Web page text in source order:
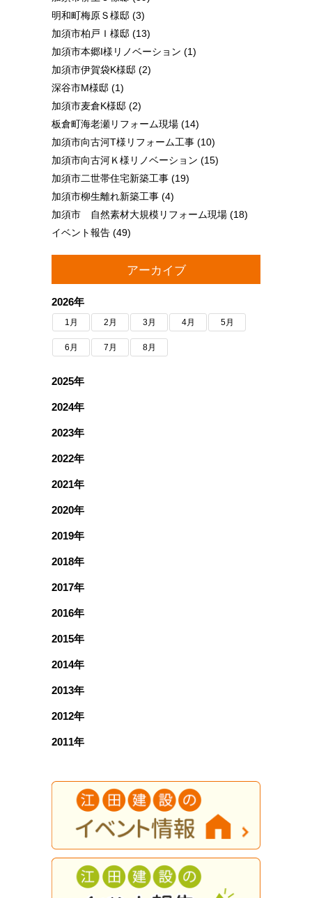
明和町梅原Ｓ様邸 (3)
加須市柏戸Ｉ様邸 (13)
加須市本郷I様リノベーション (1)
加須市伊賀袋K様邸 (2)
深谷市M様邸 (1)
加須市麦倉K様邸 (2)
板倉町海老瀬リフォーム現場 (14)
加須市向古河T様リフォーム工事 (10)
加須市向古河Ｋ様リノベーション (15)
加須市二世帯住宅新築工事 (19)
加須市柳生離れ新築工事 (4)
加須市 自然素材大規模リフォーム現場 (18)
イベント報告 (49)
アーカイブ
2026年
1月 2月 3月 4月 5月
6月 7月 8月
2025年
2024年
2023年
2022年
2021年
2020年
2019年
2018年
2017年
2016年
2015年
2014年
2013年
2012年
2011年